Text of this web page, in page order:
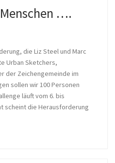
Menschen ….
die Liz Steel und Marc
Urban Sketchers,
der Zeichengemeinde im
sollen wir 100 Personen
läuft vom 6. bis
scheint die Herausforderung